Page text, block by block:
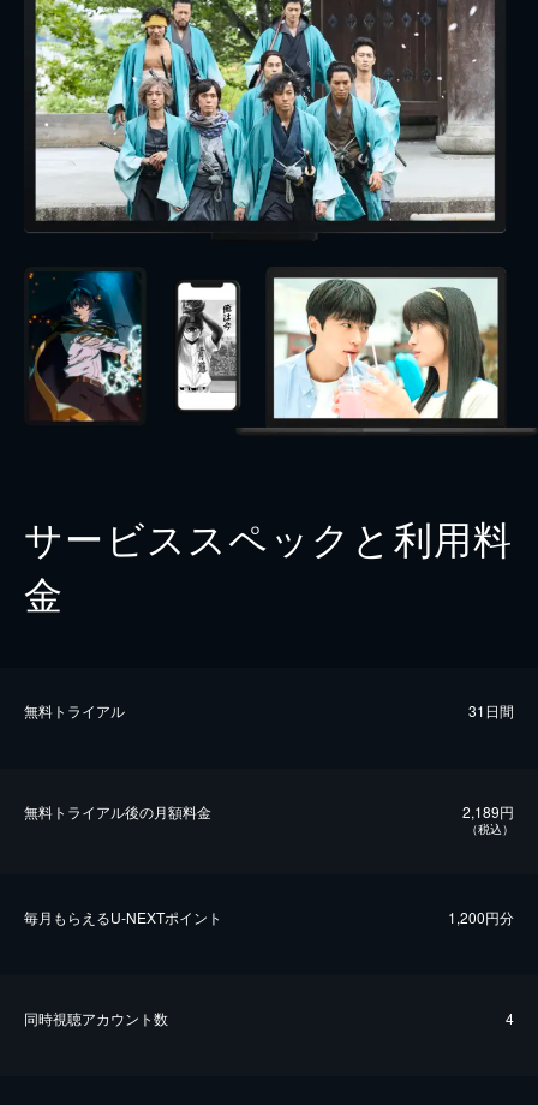
サービススペックと利用料
金
無料トライアル 31日間
無料トライアル後の⽉額料金 2,189円
（税込）
毎⽉もらえるU-NEXTポイント 1,200円分
同時視聴アカウント数 4